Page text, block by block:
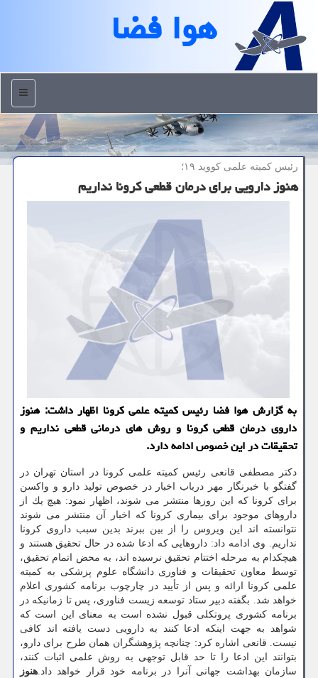
هوا فضا
منو
رئیس كمیته علمی كووید ۱۹؛
هنوز دارویی برای درمان قطعی كرونا نداریم
به گزارش هوا فضا رئیس كمیته علمی كرونا اظهار داشت: هنوز
داروی درمان قطعی كرونا و روش های درمانی قطعی نداریم و
تحقیقات در این خصوص ادامه دارد.
دكتر مصطفی قانعی رئیس كمیته علمی كرونا در استان تهران در
گفتگو با خبرنگار مهر درباب اخبار در خصوص تولید دارو و واكسن
برای كرونا كه این روزها منتشر می شوند، اظهار نمود: هیچ یك از
داروهای موجود برای بیماری كرونا كه اخبار آن منتشر می شوند
نتوانسته اند این ویروس را از بین ببرند بدین سبب داروی كرونا
نداریم. وی ادامه داد: داروهایی كه ادعا شده در حال تحقیق هستند و
هیچكدام به مرحله اختتام تحقیق نرسیده اند، به محض اتمام تحقیق،
توسط معاون تحقیقات و فناوری دانشگاه علوم پزشكی به كمیته
علمی كرونا ارائه و پس از تأیید در چارچوب برنامه كشوری اعلام
خواهد شد. بگفته دبیر ستاد توسعه زیست فناوری، پس تا زمانیكه در
برنامه كشوری پروتكلی قبول نشده است به معنای این است كه
شواهد به جهت اینكه ادعا كنند به دارویی دست یافته اند كافی
نیست. قانعی اشاره كرد: چنانچه پژوهشگران همان طرح برای دارو،
بتوانند این ادعا را تا حد قابل توجهی به روش علمی اثبات كنند،
سازمان بهداشت جهانی آنرا در برنامه خود قرار خواهد داد.هنوز